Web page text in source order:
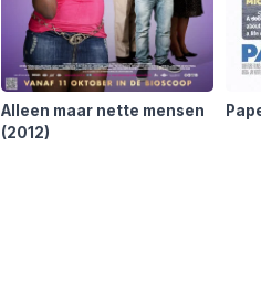
Alleen maar nette mensen
(2012)